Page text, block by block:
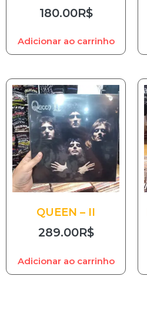
180.00R$
Adicionar ao carrinho
QUEEN – II
289.00R$
Adicionar ao carrinho